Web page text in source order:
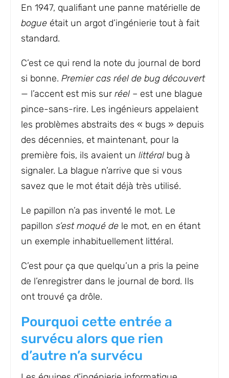
En 1947, qualifiant une panne matérielle de
bogue était un argot d’ingénierie tout à fait
standard.
C’est ce qui rend la note du journal de bord
si bonne. Premier cas réel de bug découvert
— l’accent est mis sur réel – est une blague
pince-sans-rire. Les ingénieurs appelaient
les problèmes abstraits des « bugs » depuis
des décennies, et maintenant, pour la
première fois, ils avaient un littéral bug à
signaler. La blague n’arrive que si vous
savez que le mot était déjà très utilisé.
Le papillon n’a pas inventé le mot. Le
papillon s’est moqué de le mot, en en étant
un exemple inhabituellement littéral.
C’est pour ça que quelqu’un a pris la peine
de l’enregistrer dans le journal de bord. Ils
ont trouvé ça drôle.
Pourquoi cette entrée a
survécu alors que rien
d’autre n’a survécu